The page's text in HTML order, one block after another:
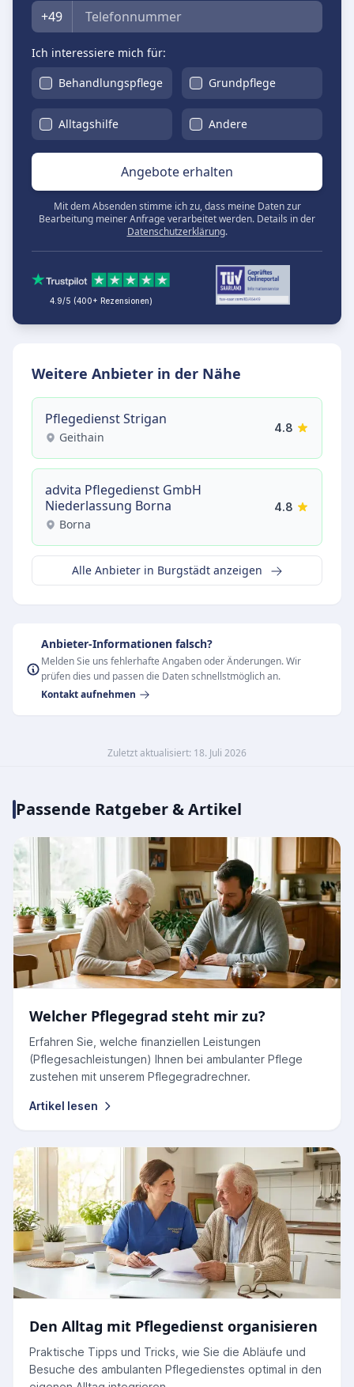
Telefon
+49
Ich interessiere mich für:
Behandlungspflege
Grundpflege
Alltagshilfe Andere
Angebote erhalten
Mit dem Absenden stimme ich zu, dass meine Daten zur
Bearbeitung meiner Anfrage verarbeitet werden. Details in der
Datenschutzerklärung.
4.9/5 (400+ Rezensionen)
Weitere Anbieter in der Nähe
Pflegedienst Strigan
Geithain
4.8
advita Pflegedienst GmbH
Niederlassung Borna
Borna
4.8
Alle Anbieter in Burgstädt anzeigen
Anbieter-Informationen falsch?
Melden Sie uns fehlerhafte Angaben oder Änderungen. Wir
prüfen dies und passen die Daten schnellstmöglich an.
Kontakt aufnehmen
Zuletzt aktualisiert: 18. Juli 2026
Passende Ratgeber & Artikel
Welcher Pflegegrad steht mir zu?
Erfahren Sie, welche finanziellen Leistungen
(Pflegesachleistungen) Ihnen bei ambulanter Pflege
zustehen mit unserem Pflegegradrechner.
Artikel lesen
Den Alltag mit Pflegedienst organisieren
Praktische Tipps und Tricks, wie Sie die Abläufe und
Besuche des ambulanten Pflegedienstes optimal in den